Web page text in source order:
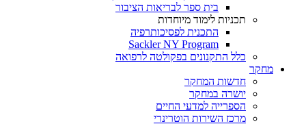
בית ספר לבריאות הציבור
תכניות לימוד מיוחדות
התכנית לפסיכותרפיה
Sackler NY Program
כלל התקנונים בפקולטה לרפואה
מחקר
חדשות המחקר
יושרה במחקר
הספרייה למדעי החיים
מרכז השירות הוטרינרי